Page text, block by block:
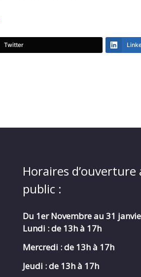
Twitter
Horaires d’ouverture
public :
Du 1er Novembre au 31
Lundi : de 13h à 17h
Mercredi :de 13h à 17h
Jeudi : de 13h à 17h